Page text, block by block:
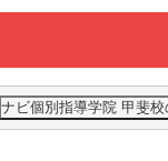
ナビ個別指導学院 甲斐